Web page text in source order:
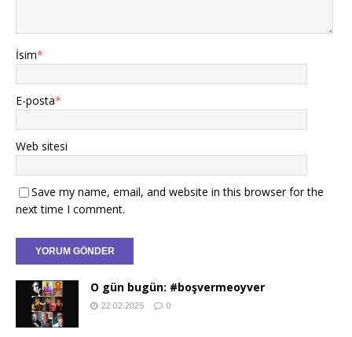
İsim*
E-posta*
Web sitesi
Save my name, email, and website in this browser for the
next time I comment.
O gün bugün: #boşvermeoyver
22.02.2025 0